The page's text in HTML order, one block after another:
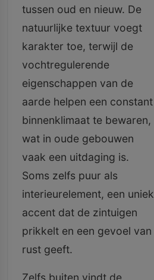
tussen oud en nieuw. De
natuurlijke textuur voegt
karakter toe, terwijl de
vochtregulerende
eigenschappen van de
aarde helpen een constant
binnenklimaat te bewaren,
wat in oude gebouwen
vaak een uitdaging is.
Soms zelfs puur als
interieurelement, een uniek
accent dat de zintuigen
prikkelt en een gevoel van
rust geeft.
Zelfs buiten vindt de